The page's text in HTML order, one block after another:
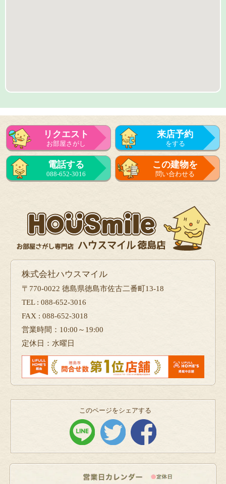
リクエスト
お部屋さがし
来店予約
をする
来店予約
をする
電話する
088-652-3016
この建物を
問い合わせる
株式会社ハウスマイル
〒770-0022 徳島県徳島市佐古二番町13-18
TEL : 088-652-3016
FAX : 088-652-3018
営業時間：10:00～19:00
定休日：水曜日
このページをシェアする